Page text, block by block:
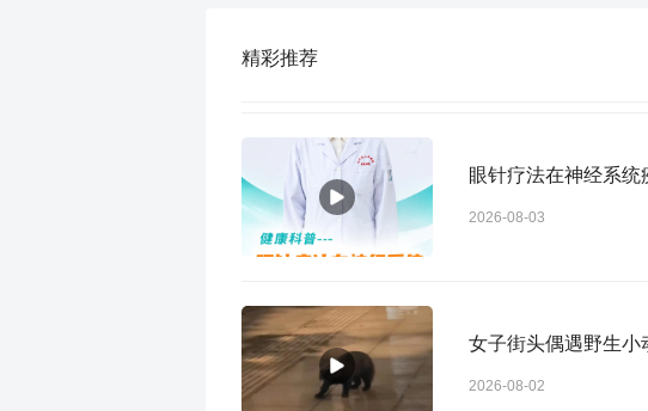
精彩推荐
眼针疗法在神经系统
2026-08-03
女子街头偶遇野生小
2026-08-02